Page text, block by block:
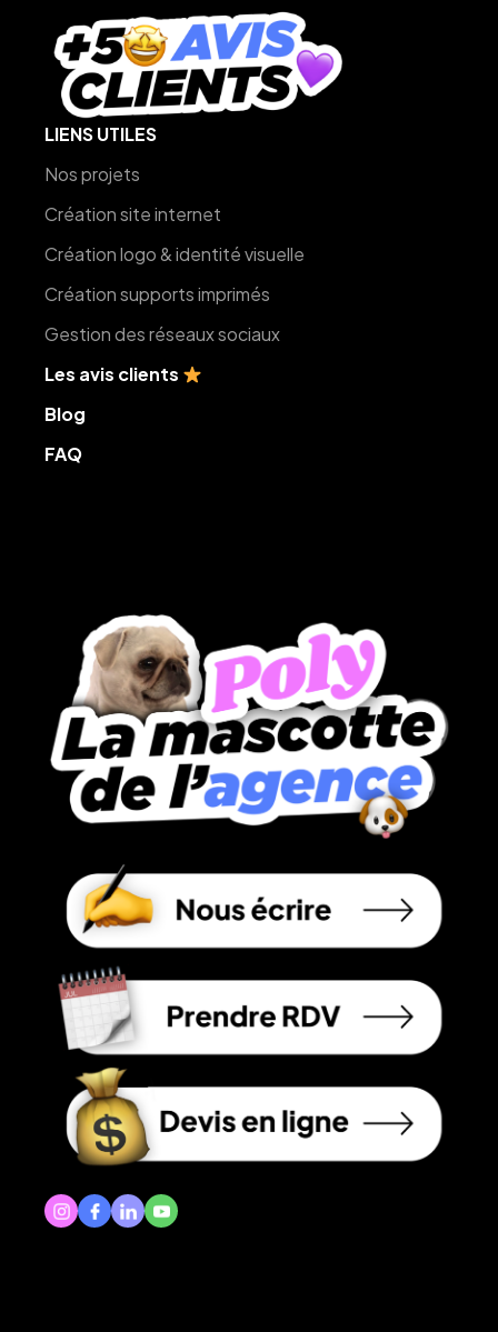
LIENS UTILES
Nos projets
Création site internet
Création logo & identité visuelle
Création supports imprimés
Gestion des réseaux sociaux
Les avis clients
Blog
FAQ